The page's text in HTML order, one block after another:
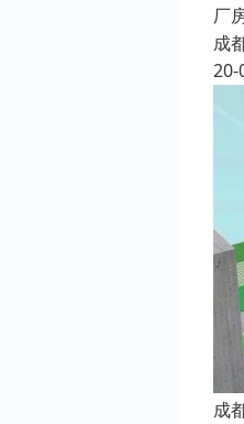
厂
成
20-
成